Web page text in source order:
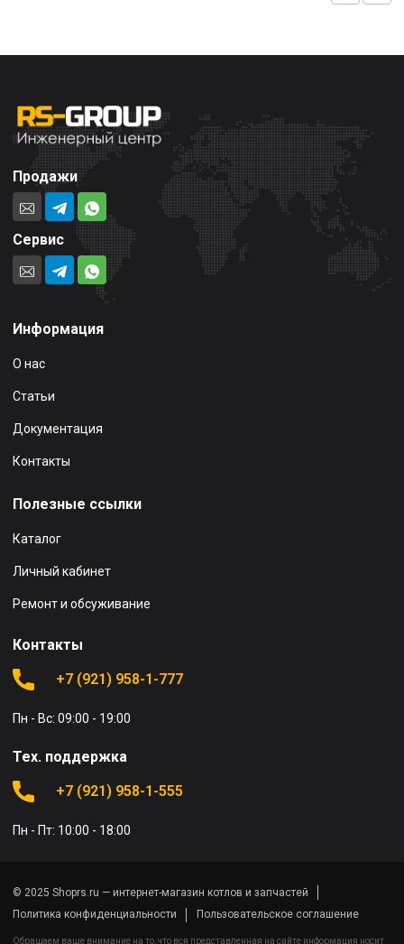
Продажи
Сервис
Информация
О нас
Статьи
Документация
Контакты
Полезные ссылки
Каталог
Личный кабинет
Ремонт и обсуживание
Контакты
+7 (921) 958-1-777
Пн - Вс: 09:00 - 19:00
Тех. поддержка
+7 (921) 958-1-555
Пн - Пт: 10:00 - 18:00
© 2025 Shoprs.ru — интернет-магазин котлов и запчастей
Политика конфиденциальности
Пользовательское соглашение
Обращаем ваше внимание на то, что вся представленная на сайте информация носит